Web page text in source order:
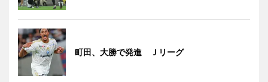
町田、大勝で発進 Ｊリーグ